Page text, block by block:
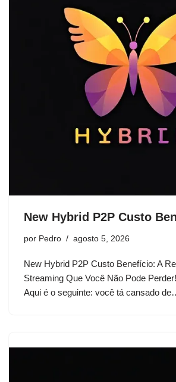
New Hybrid P2P Custo
por Pedro agosto 5, 2026
New Hybrid P2P Custo Benefício: A
Streaming Que Você Não Pode
Aqui é o seguinte: você tá cansado